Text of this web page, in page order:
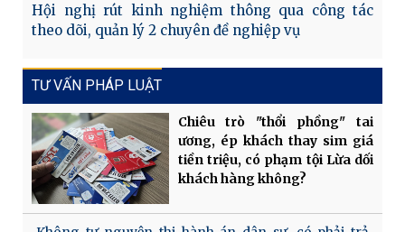
Hội nghị rút kinh nghiệm thông qua công tác
theo dõi, quản lý 2 chuyên đề nghiệp vụ
TƯ VẤN PHÁP LUẬT
Chiêu trò "thổi phồng" tai
ương, ép khách thay sim giá
tiền triệu, có phạm tội Lừa dối
khách hàng không?